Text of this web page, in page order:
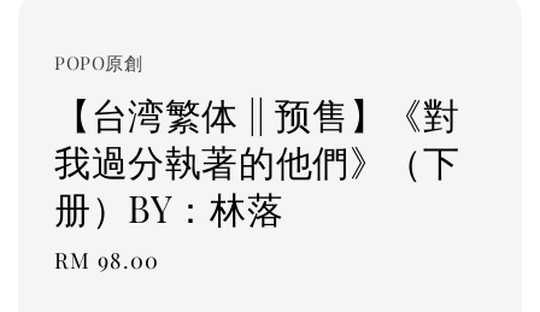
POPO原創
【台湾繁体 || 预售】《對
我過分執著的他們》（下
册）BY：林落
Regular
RM 98.00